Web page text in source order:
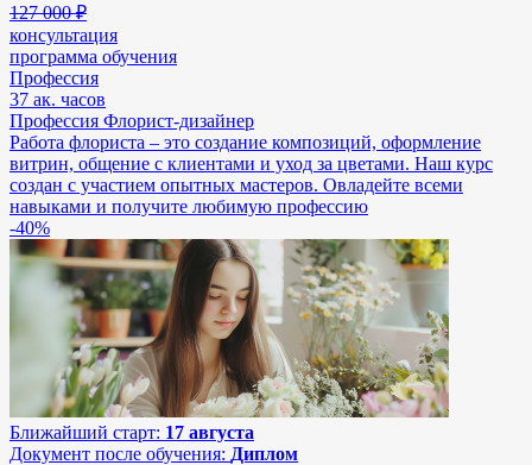
127 000 ₽
консультация
программа обучения
Профессия
37 ак. часов
Профессия Флорист-дизайнер
Работа флориста – это создание композиций, оформление
витрин, общение с клиентами и уход за цветами. Наш курс
создан с участием опытных мастеров. Овладейте всеми
навыками и получите любимую профессию
-40%
Ближайший старт: 17 августа
Документ после обучения: Диплом